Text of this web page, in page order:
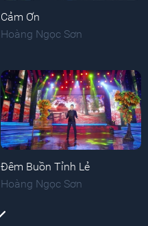
Cảm Ơn
Hoàng Ngọc Sơn
Đêm Buồn Tỉnh Lẻ
Hoàng Ngọc Sơn